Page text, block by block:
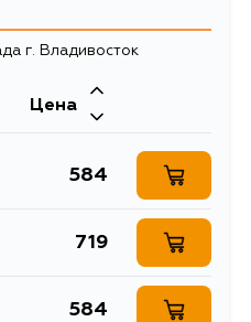
г. Владивосток
Цена
584
719
584